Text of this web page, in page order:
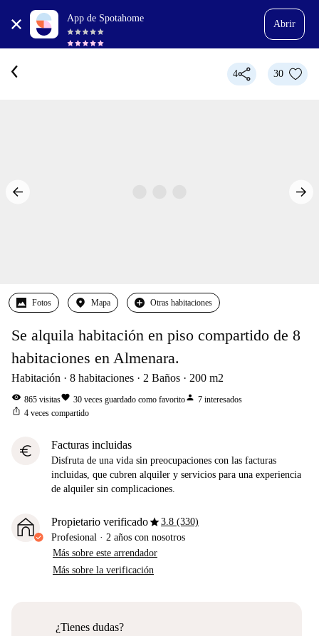
App de Spotahome
Abrir
4 30
Fotos Mapa Otras habitaciones
Se alquila habitación en piso compartido de 8
habitaciones en Almenara.
Habitación 8 habitaciones 2 Baños 200 m2
visibility 865 visitasfavorite 30 veces guardado como favoritoperson 7 interesados
ios_share 4 veces compartido
euro Facturas incluidas
Disfruta de una vida sin preocupaciones con las facturas
incluidas, que cubren alquiler y servicios para una experiencia
de alquiler sin complicaciones.
Propietario verificadostar3.8 (330)
Profesional · 2 años con nosotros
Más sobre este arrendador
Más sobre la verificación
¿Tienes dudas?